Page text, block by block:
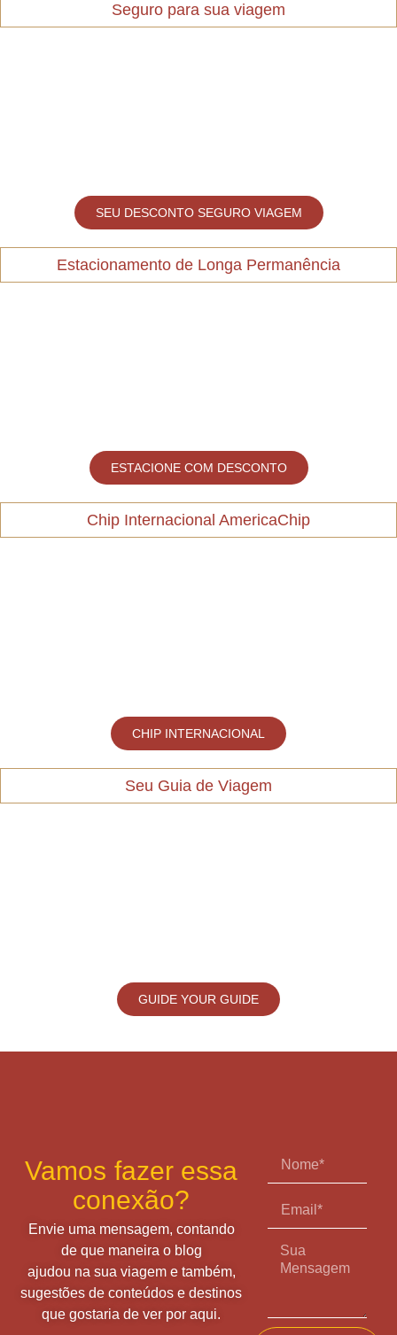
Seguro para sua viagem
SEU DESCONTO SEGURO VIAGEM
Estacionamento de Longa Permanência
ESTACIONE COM DESCONTO
Chip Internacional AmericaChip
CHIP INTERNACIONAL
Seu Guia de Viagem
GUIDE YOUR GUIDE
Vamos fazer essa
conexão?
Envie uma mensagem, contando
de que maneira o blog
ajudou na sua viagem e também,
sugestões de conteúdos e destinos
que gostaria de ver por aqui.